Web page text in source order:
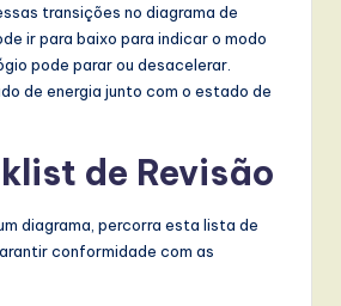
transições no diagrama de
ir para baixo para indicar o modo
pode parar ou desacelerar.
de energia junto com o estado de
de Revisão
diagrama, percorra esta lista de
conformidade com as